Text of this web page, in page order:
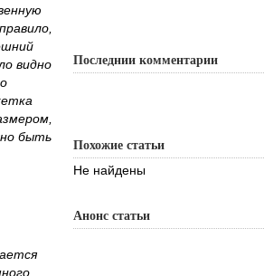
видно
быть
Последнии комментарии
Похожие статьи
Не найдены
Анонс статьи